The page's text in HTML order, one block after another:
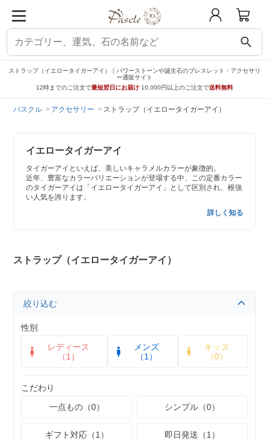
search
ストラップ（イエロータイガーアイ）｜パワーストーンや誕生石のブレスレット・アクセサリ
ー通販サイト
12時までのご注文で最短翌日にお届け 10,000円以上のご注文で送料無料
パスクル アクセサリー ストラップ（イエロータイガーアイ）
イエロータイガーアイ
タイガーアイといえば、美しいキャラメルカラーが象徴的。
近年、豊富なカラーバリエーションが登場する中、この定番カラー
のタイガーアイは「イエロータイガーアイ」として区別され、根強
い人気を誇ります。
詳しく知る
ストラップ（イエロータイガーアイ）
絞り込む
性別
レディース
（1）
メンズ
（1）
キッズ
（0）
こだわり
一点もの（0）
シンプル（0）
ギフト対応（1） 即日発送（1）